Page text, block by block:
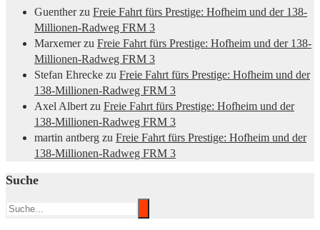
Guentherzu Freie Fahrt fürs Prestige: Hofheim und der 138-
Millionen-Radweg FRM 3
Marxemerzu Freie Fahrt fürs Prestige: Hofheim und der 138-
Millionen-Radweg FRM 3
Stefan Ehrecke zu Freie Fahrt fürs Prestige: Hofheim und der
138-Millionen-Radweg FRM 3
Axel Albert zu Freie Fahrt fürs Prestige: Hofheim und der
138-Millionen-Radweg FRM 3
martin antberg zu Freie Fahrt fürs Prestige: Hofheim und der
138-Millionen-Radweg FRM 3
Suche